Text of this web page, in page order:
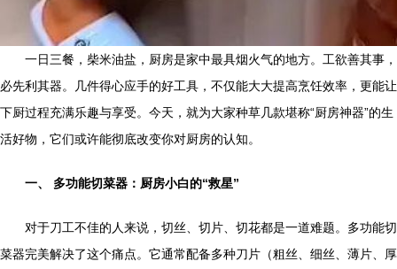
一日三餐，柴米油盐，厨房是家中最具烟火气的地方。工欲善其事，
必先利其器。几件得心应手的好工具，不仅能大大提高烹饪效率，更能让
下厨过程充满乐趣与享受。今天，就为大家种草几款堪称“厨房神器”的生
活好物，它们或许能彻底改变你对厨房的认知。
一、 多功能切菜器：厨房小白的“救星”
对于刀工不佳的人来说，切丝、切片、切花都是一道难题。多功能切
菜器完美解决了这个痛点。它通常配备多种刀片（粗丝、细丝、薄片、厚